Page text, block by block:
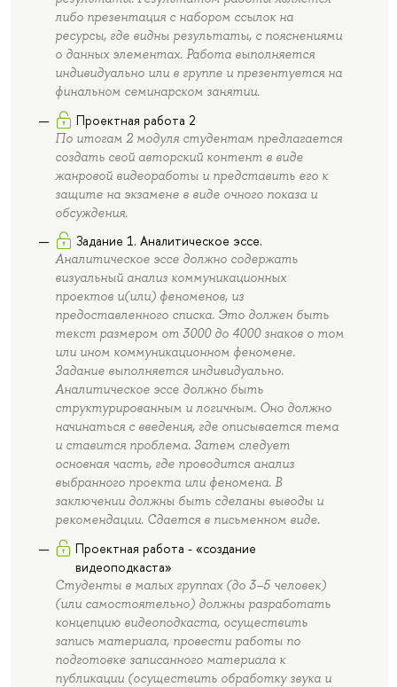
либо презентация с набором ссылок на
ресурсы, где видны результаты, с пояснениями
о данных элементах. Работа выполняется
индивидуально или в группе и презентуется на
финальном семинарском занятии.
Проектная работа 2
По итогам 2 модуля студентам предлагается
создать свой авторский контент в виде
жанровой видеоработы и представить его к
защите на экзамене в виде очного показа и
обсуждения.
Задание 1. Аналитическое эссе.
Аналитическое эссе должно содержать
визуальный анализ коммуникационных
проектов и(или) феноменов, из
предоставленного списка. Это должен быть
текст размером от 3000 до 4000 знаков о том
или ином коммуникационном феномене.
Задание выполняется индивидуально.
Аналитическое эссе должно быть
структурированным и логичным. Оно должно
начинаться с введения, где описывается тема
и ставится проблема. Затем следует
основная часть, где проводится анализ
выбранного проекта или феномена. В
заключении должны быть сделаны выводы и
рекомендации. Сдается в письменном виде.
Проектная работа - «создание
видеоподкаста»
Студенты в малых группах (до 3–5 человек)
(или самостоятельно) должны разработать
концепцию видеоподкаста, осуществить
запись материала, провести работы по
подготовке записанного материала к
публикации (осуществить обработку звука и